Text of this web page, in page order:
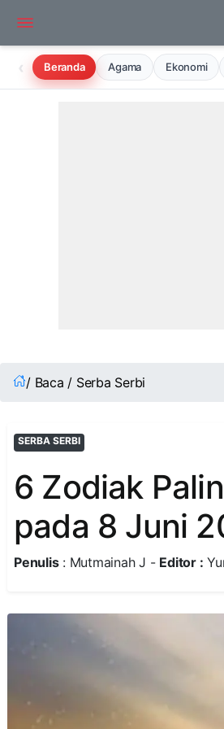
‹ Beranda Agama Ekonomi
/ Baca / Serba Serbi
SERBA SERBI
6 Zodiak
pada 8 Juni
Penulis: Mutmainah J - Editor :